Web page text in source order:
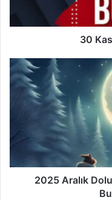
30
2025
Aralık
Dolunayı:
İkizler’de
ve
Burçlara
Etkileri
2025 Aralık